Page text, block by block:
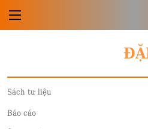
Sách tư liệu
Báo cáo